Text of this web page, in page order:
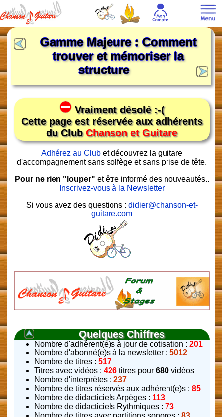
Gamme Majeure : Comment
trouver et mémoriser la
structure
Vraiment désolé :-(
Cette page est réservée aux adhérents
du ClubChanson et Guitare
Adhérez au Club et découvrez la guitare
d'accompagnement sans solfège et sans prise de tête.
Pour ne rien "louper" et être informé des nouveautés..
Inscrivez-vous à la Newsletter
Si vous avez des questions : didier@chanson-et-
guitare.com
Quelques Chiffres
Nombre d'adhérent(e)s à jour de cotisation : 201
Nombre d'abonné(e)s à la newsletter : 5012
Nombre de titres : 517
Titres avec vidéos : 426 titres pour 680 vidéos
Nombre d'interprètes : 237
Nombre de titres réservés aux adhérent(e)s : 85
Nombre de didacticiels Arpèges : 113
Nombre de didacticiels Rythmiques : 73